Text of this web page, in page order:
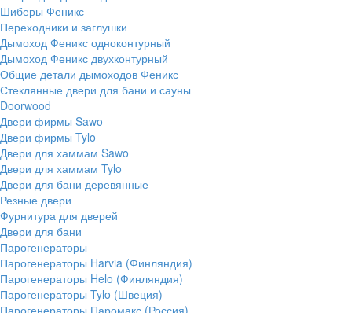
Шиберы Феникс
Переходники и заглушки
Дымоход Феникс одноконтурный
Дымоход Феникс двухконтурный
Общие детали дымоходов Феникс
Стеклянные двери для бани и сауны
Doorwood
Двери фирмы Sawo
Двери фирмы Tylo
Двери для хаммам Sawo
Двери для хаммам Tylo
Двери для бани деревянные
Резные двери
Фурнитура для дверей
Двери для бани
Парогенераторы
Парогенераторы Harvia (Финляндия)
Парогенераторы Helo (Финляндия)
Парогенераторы Tylo (Швеция)